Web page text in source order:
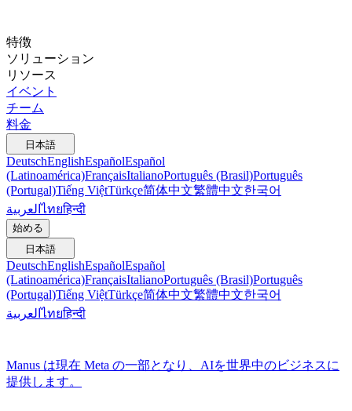
特徴
ソリューション
リソース
イベント
チーム
料金
日本語
DeutschEnglishEspañolEspañol
(Latinoamérica)FrançaisItalianoPortuguês (Brasil)Português
(Portugal)Tiếng ViệtTürkçe简体中文繁體中文한국어
العربيةไทยहिन्दी
始める
日本語
DeutschEnglishEspañolEspañol
(Latinoamérica)FrançaisItalianoPortuguês (Brasil)Português
(Portugal)Tiếng ViệtTürkçe简体中文繁體中文한국어
العربيةไทยहिन्दी
Manus は現在 Meta の一部となり、AIを世界中のビジネスに
提供します。